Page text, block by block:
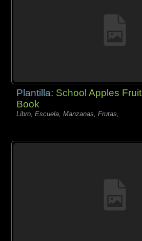
Plantilla: School Apples Fruit
Book
Libro, Escuela, Manzanas, Frutas,